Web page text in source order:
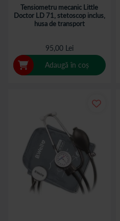
Tensiometru mecanic Little
Doctor LD 71, stetoscop inclus,
husa de transport
95,00 Lei
Adaugă în coș